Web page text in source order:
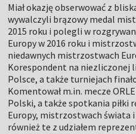
Miał okazję obserwować z
wywalczyli brązowy medal
2015 roku i polegli w
Europy w 2016 roku i
niedawnych mistrzostwach
Korespondent na niezliczonej
Polsce, a także turniejach
Komentował m.in. mecze
Polski, a także spotkania piłki
Europy, mistrzostwach świata
również te z udziałem